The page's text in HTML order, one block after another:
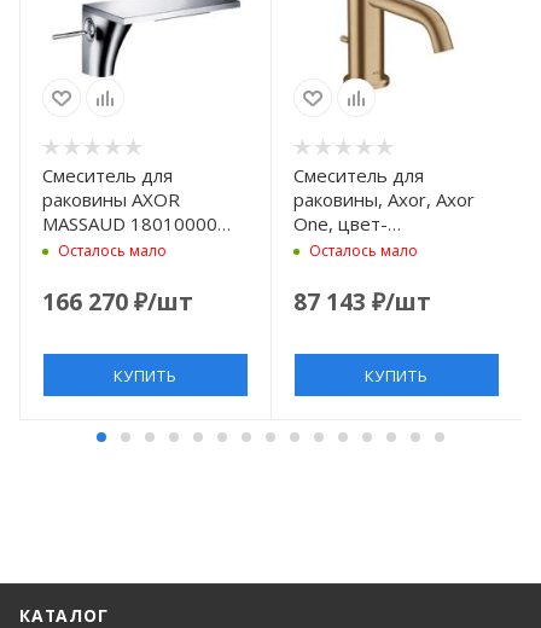
Смеситель для
раковины AXOR
MASSAUD 18010000
хром
Осталось мало
166 270₽/шт
КУПИТЬ
Смеситель для
раковины, Axor, Axor
One, цвет-
шлифованная бронза
Осталось мало
87 143 ₽/шт
КУПИТЬ
КАТАЛОГ